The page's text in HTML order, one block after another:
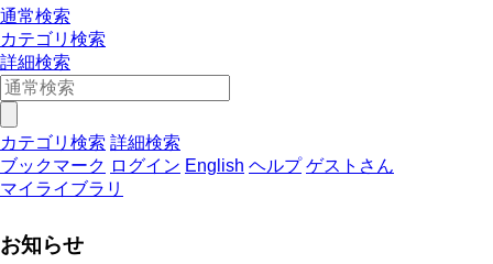
通常検索
カテゴリ検索
詳細検索
カテゴリ検索 詳細検索
ブックマーク ログイン English ヘルプ ゲストさん
マイライブラリ
お知らせ